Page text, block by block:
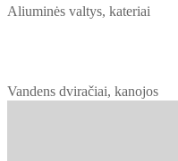
Aliuminės valtys, kateriai
Vandens dviračiai, kanojos